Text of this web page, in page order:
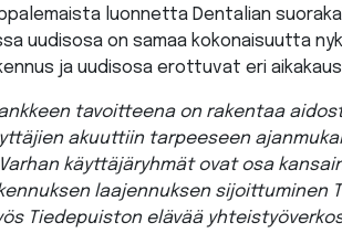
luonnetta Dentalian
uudisosa on samaa kokonaisuutta
ja uudisosa erottuvat eri
tavoitteena on rakentaa
akuuttiin tarpeeseen
käyttäjäryhmät ovat osa
laajennuksen sijoittuminen
Tiedepuiston elävää